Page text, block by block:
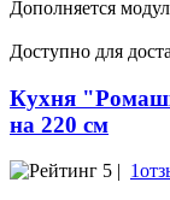
Дополняется
Доступно для
Кухня
на 220 см
5 |